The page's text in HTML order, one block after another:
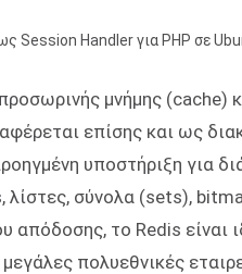
μνήμης (cache)
επίσης και ως
υποστήριξη για
σύνολα (sets),
απόδοσης, το Redis είναι
πολυεθνικές